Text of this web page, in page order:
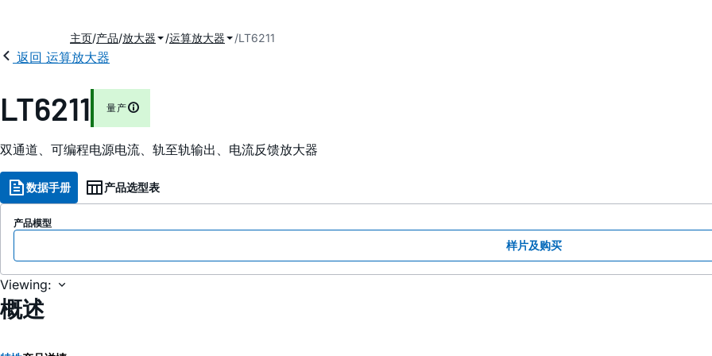
主页 产品 放大器 运算放大器 LT6211
返回 运算放大器
LT6211 量产
双通道、可编程电源电流、轨至轨输出、电流反馈放大器
数据手册 产品选型表
产品模型
样片及购买
Viewing:
概述